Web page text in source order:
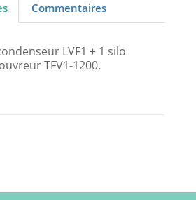
Commentaires
LVF1 + 1 silo
TFV1-1200.